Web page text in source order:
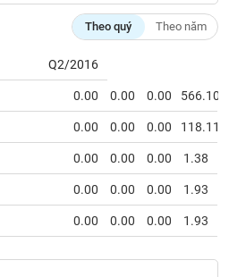
Theo quý Theo năm
Q2/2016
0.00 0.00 0.00 566.10
0.00 0.00 0.00 118.11
0.00 0.00 0.00 1.38
0.00 0.00 0.00 1.93
0.00 0.00 0.00 1.93